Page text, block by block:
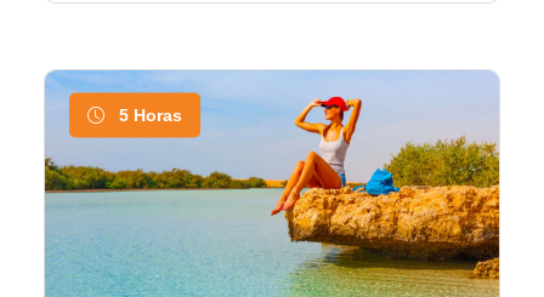
5 Horas